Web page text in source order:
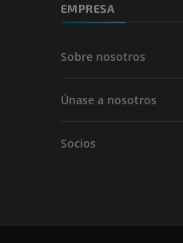
EMPRESA
Sobre nosotros
Únase a nosotros
Socios